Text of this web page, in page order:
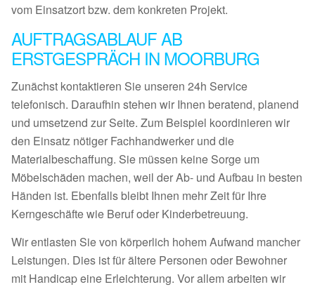
vom Einsatzort bzw. dem konkreten Projekt.
AUFTRAGSABLAUF AB
ERSTGESPRÄCH IN MOORBURG
Zunächst kontaktieren Sie unseren 24h Service
telefonisch. Daraufhin stehen wir Ihnen beratend, planend
und umsetzend zur Seite. Zum Beispiel koordinieren wir
den Einsatz nötiger Fachhandwerker und die
Materialbeschaffung. Sie müssen keine Sorge um
Möbelschäden machen, weil der Ab- und Aufbau in besten
Händen ist. Ebenfalls bleibt Ihnen mehr Zeit für Ihre
Kerngeschäfte wie Beruf oder Kinderbetreuung.
Wir entlasten Sie von körperlich hohem Aufwand mancher
Leistungen. Dies ist für ältere Personen oder Bewohner
mit Handicap eine Erleichterung. Vor allem arbeiten wir